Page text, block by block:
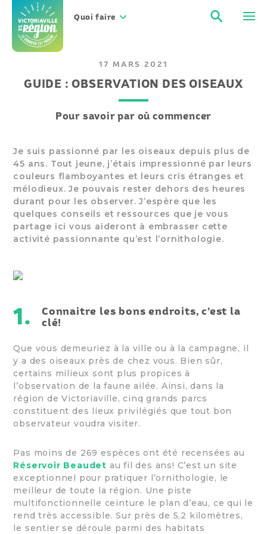
contenu
Quoi faire
17 MARS 2021
GUIDE : OBSERVATION DES OISEAUX
Pour savoir par où commencer
Je suis passionné par les oiseaux depuis plus de
45 ans. Tout jeune, j’étais impressionné par leurs
couleurs flamboyantes et leurs cris étranges et
mélodieux. Je pouvais rester dehors des heures
durant pour les observer. J’espère que les
quelques conseils et ressources que je vous
partage ici vous aideront à embrasser cette
activité passionnante qu’est l’ornithologie.
1.
Connaitre les bons endroits, c’est la
clé!
Que vous demeuriez à la ville ou à la campagne, il
y a des oiseaux près de chez vous. Bien sûr,
certains milieux sont plus propices à
l’observation de la faune ailée. Ainsi, dans la
région de Victoriaville, cinq grands parcs
constituent des lieux privilégiés que tout bon
observateur voudra visiter.
Pas moins de 269 espèces ont été recensées au
Réservoir Beaudet au fil des ans! C’est un site
exceptionnel pour pratiquer l’ornithologie, le
meilleur de toute la région. Une piste
multifonctionnelle ceinture le plan d’eau, ce qui le
rend très accessible. Sur près de 5,2 kilomètres,
le sentier se déroule parmi des habitats